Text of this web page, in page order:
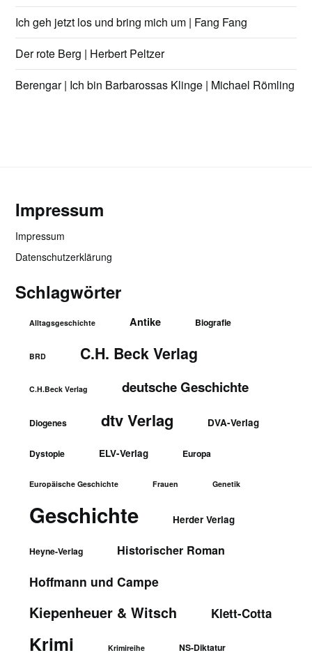
Ich geh jetzt los und bring mich um | Fang Fang
Der rote Berg | Herbert Peltzer
Berengar | Ich bin Barbarossas Klinge | Michael Römling
Impressum
Impressum
Datenschutzerklärung
Schlagwörter
Alltagsgeschichte Antike Biografie
BRD C.H. Beck Verlag
C.H.Beck Verlag deutsche Geschichte
Diogenes dtv Verlag DVA-Verlag
Dystopie ELV-Verlag Europa
Europäische Geschichte Frauen Genetik
Geschichte Herder Verlag
Heyne-Verlag Historischer Roman
Hoffmann und Campe
Kiepenheuer & Witsch Klett-Cotta
Krimi Krimireihe NS-Diktatur